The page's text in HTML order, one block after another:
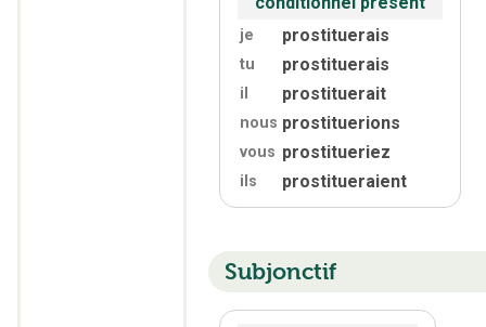
je prostituerais
tu prostituerais
il prostituerait
nous prostituerions
vous prostitueriez
ils prostitueraient
Subjonctif